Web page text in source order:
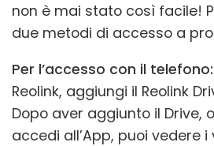
non è mai stato così facile!
due metodi di accesso a
Per l’accesso con il telefono:
Reolink, aggiungi il Reolink
Dopo aver aggiunto il Drive,
accedi all’App, puoi vedere